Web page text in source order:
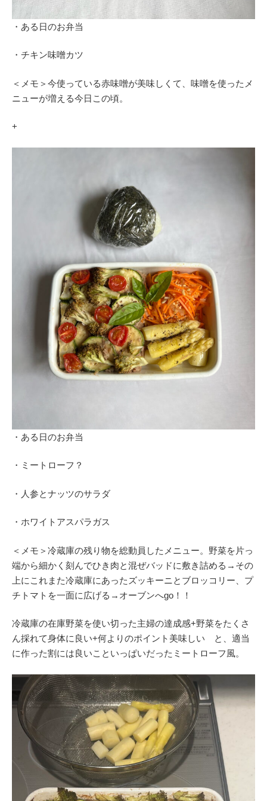
・ある日のお弁当
・チキン味噌カツ
＜メモ＞今使っている赤味噌が美味しくて、味噌を使ったメ
ニューが増える今日この頃。
+
・ある日のお弁当
・ミートローフ？
・人参とナッツのサラダ
・ホワイトアスパラガス
＜メモ＞冷蔵庫の残り物を総動員したメニュー。野菜を片っ
端から細かく刻んでひき肉と混ぜバッドに敷き詰める→その
上にこれまた冷蔵庫にあったズッキーニとブロッコリー、プ
チトマトを一面に広げる→オーブンへgo！！
冷蔵庫の在庫野菜を使い切った主婦の達成感+野菜をたくさ
ん採れて身体に良い+何よりのポイント美味しい と、適当
に作った割には良いこといっぱいだったミートローフ風。